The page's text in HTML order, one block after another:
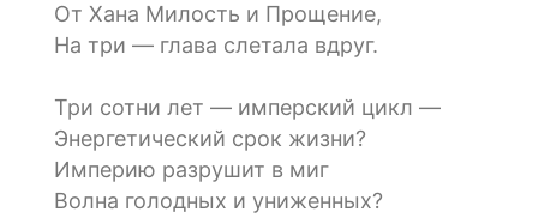
От Хана Милость и Прощение,
На три — глава слетала вдруг.
Три сотни лет — имперский цикл —
Энергетический срок жизни?
Империю разрушит в миг
Волна голодных и униженных?